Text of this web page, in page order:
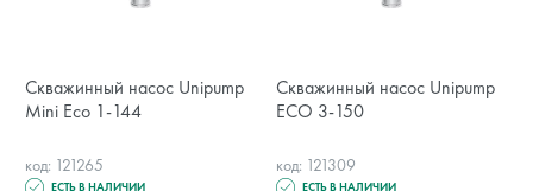
Скважинный насос Unipump
Mini Eco 1-144
код: 121265
ЕСТЬ В НАЛИЧИИ
Скважинный насос Unipump
ECO 3-150
код: 121309
ЕСТЬ В НАЛИЧИИ